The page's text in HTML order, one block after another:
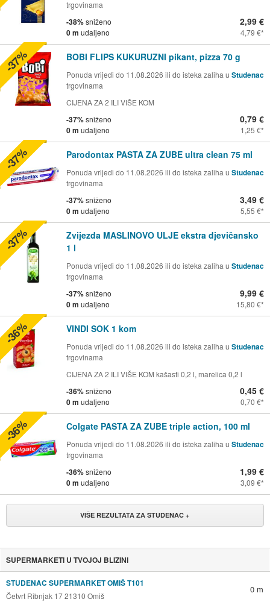
trgovinama
-38%sniženo
0 m udaljeno
2,99 €
4,79 €
BOBI FLIPS KUKURUZNI pikant, pizza 70 g
Ponuda vrijedi do 11.08.2026 ili do isteka zaliha u Studenac
trgovinama
CIJENA ZA 2 ILI VIŠE KOM
-37%sniženo
0 m udaljeno
0,79 €
1,25 €
-37%
Parodontax PASTA ZA ZUBE ultra clean 75 ml
Ponuda vrijedi do 11.08.2026 ili do isteka zaliha u Studenac
trgovinama
-37%sniženo
0 m udaljeno
3,49 €
5,55 €
-37%
Zvijezda MASLINOVO ULJE ekstra djevičansko
1 l
Ponuda vrijedi do 11.08.2026 ili do isteka zaliha u Studenac
trgovinama
-37%sniženo
0 m udaljeno
9,99 €
15,80 €
-37%
VINDI SOK 1 kom
Ponuda vrijedi do 11.08.2026 ili do isteka zaliha u Studenac
trgovinama
CIJENA ZA 2 ILI VIŠE KOM kašasti 0,2 l, marelica 0,2 l
-36%sniženo
0 m udaljeno
0,45 €
0,70 €
-36%
Colgate PASTA ZA ZUBE triple action, 100 ml
Ponuda vrijedi do 11.08.2026 ili do isteka zaliha u Studenac
trgovinama
-36%sniženo
0 m udaljeno
1,99 €
3,09 €
-36%
VIŠE REZULTATA ZA STUDENAC +
SUPERMARKETI U TVOJOJ BLIZINI
STUDENAC SUPERMARKET OMIŠ T101
Četvrt Ribnjak 17 21310 Omiš
0 m